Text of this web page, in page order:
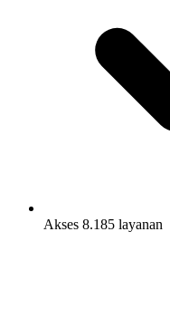
Akses 8.185 layanan